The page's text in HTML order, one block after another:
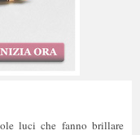
luci che fanno brillare